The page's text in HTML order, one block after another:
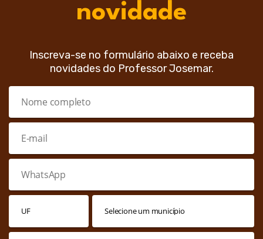
novidade
Inscreva-se no formulário abaixo e receba
novidades do Professor Josemar.